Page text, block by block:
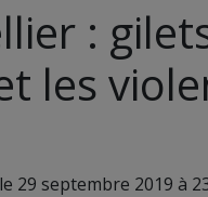
:
les
29 septembre 2019 à